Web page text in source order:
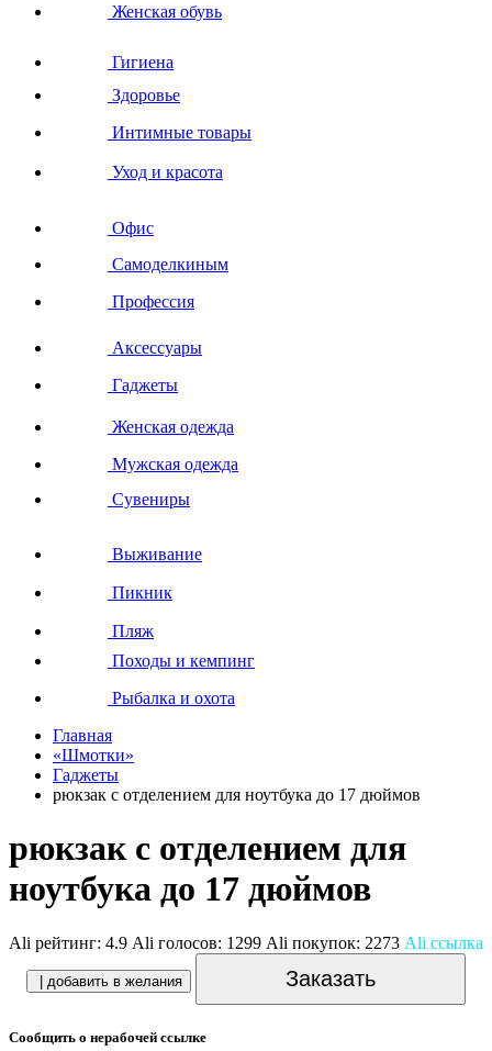
Женская обувь
Гигиена
Здоровье
Интимные товары
Уход и красота
Офис
Самоделкиным
Профессия
Аксессуары
Гаджеты
Женская одежда
Мужская одежда
Сувениры
Выживание
Пикник
Пляж
Походы и кемпинг
Рыбалка и охота
Главная
«Шмотки»
Гаджеты
рюкзак с отделением для ноутбука до 17 дюймов
рюкзак с отделением для
ноутбука до 17 дюймов
Ali рейтинг: 4.9 Ali голосов: 1299 Ali покупок: 2273 Ali ссылка
| добавить в желания Заказать
Сообщить о нерабочей ссылке